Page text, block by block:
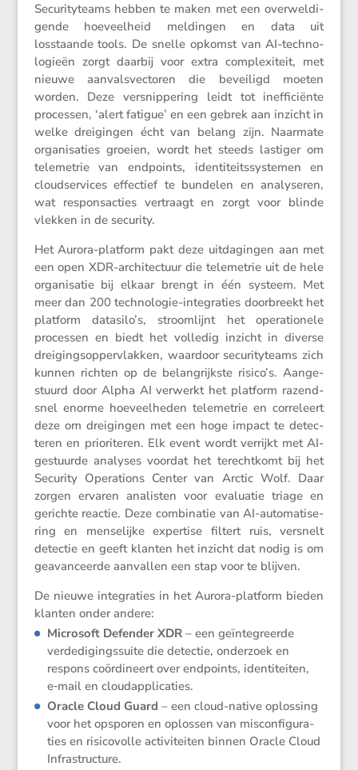
Securi­ty­teams hebben te maken met een overwel­di­
gende hoeveel­heid meldingen en data uit
losstaande tools. De snelle opkomst van AI-techno­
lo­gieën zorgt daarbij voor extra complexi­teit, met
nieuwe aanvals­vec­toren die bevei­ligd moeten
worden. Deze versnip­pe­ring leidt tot ineffi­ci­ënte
processen, ‘alert fatigue’ en een gebrek aan inzicht in
welke dreigingen écht van belang zijn. Naarmate
organi­sa­ties groeien, wordt het steeds lastiger om
teleme­trie van endpoints, identi­teits­sys­temen en
cloud­ser­vices effec­tief te bundelen en analy­seren,
wat respons­ac­ties vertraagt en zorgt voor blinde
vlekken in de security.
Het Aurora-platform pakt deze uitda­gingen aan met
een open XDR-archi­tec­tuur die teleme­trie uit de hele
organi­satie bij elkaar brengt in één systeem. Met
meer dan 200 techno­logie-integra­ties doorbreekt het
platform datasilo’s, stroom­lijnt het opera­ti­o­nele
processen en biedt het volledig inzicht in diverse
dreigings­op­per­vlakken, waardoor securi­ty­teams zich
kunnen richten op de belang­rijkste risico’s. Aange­
stuurd door Alpha AI verwerkt het platform razend­
snel enorme hoeveel­heden teleme­trie en corre­leert
deze om dreigingen met een hoge impact te detec­
teren en priori­teren. Elk event wordt verrijkt met AI-
gestuurde analyses voordat het terecht­komt bij het
Security Opera­tions Center van Arctic Wolf. Daar
zorgen ervaren analisten voor evalu­atie triage en
gerichte reactie. Deze combi­natie van AI-automa­ti­se­
ring en mense­lijke exper­tise filtert ruis, versnelt
detectie en geeft klanten het inzicht dat nodig is om
geavan­ceerde aanvallen een stap voor te blijven.
De nieuwe integra­ties in het Aurora-platform bieden
klanten onder andere:
Micro­soft Defender XDR – een geïnte­greerde
verde­di­gings­suite die detectie, onder­zoek en
respons coördi­neert over endpoints, identi­teiten,
e‑mail en cloudapplicaties.
Oracle Cloud Guard – een cloud-native oplos­sing
voor het opsporen en oplossen van miscon­fi­gu­ra­
ties en risico­volle activi­teiten binnen Oracle Cloud
Infrastructure.